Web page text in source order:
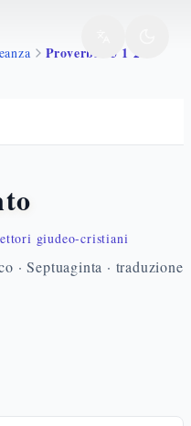
Proverbi 25 1 28
giudeo-cristiani
· Septuaginta · traduzione